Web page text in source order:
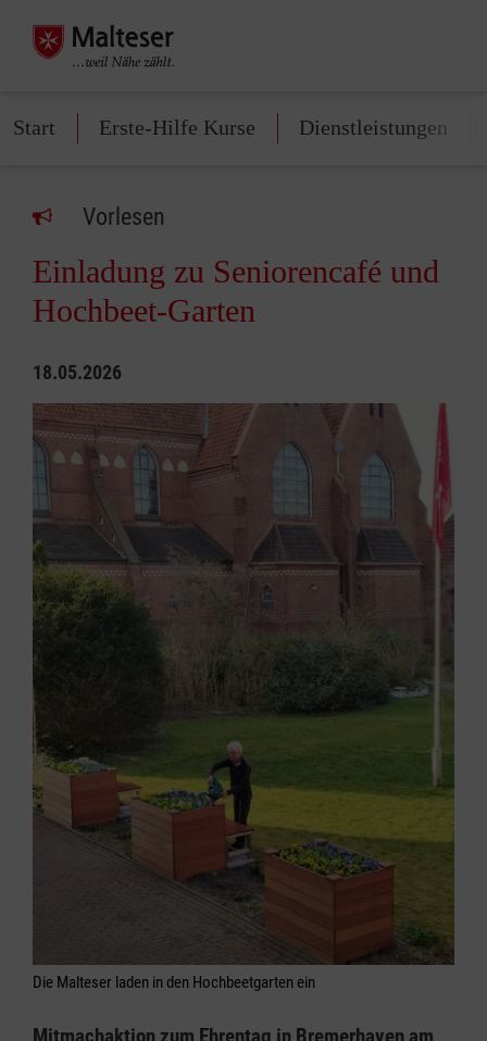
Start Erste-Hilfe Kurse Dienstleistungen
Vorlesen
Einladung zu Seniorencafé und
Hochbeet-Garten
18.05.2026
Die Malteser laden in den Hochbeetgarten ein